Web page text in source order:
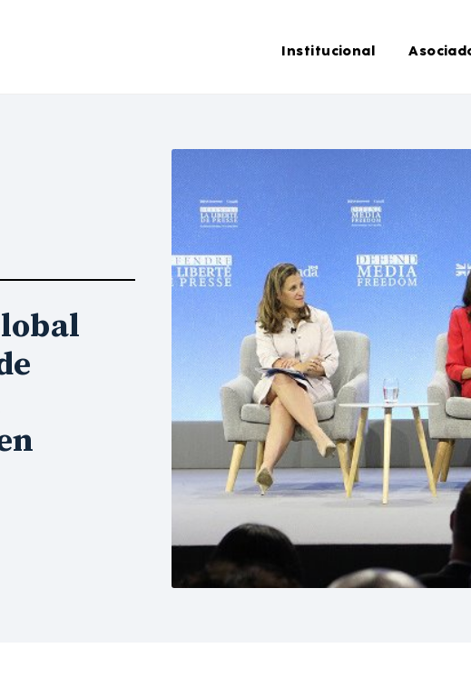
Institucional